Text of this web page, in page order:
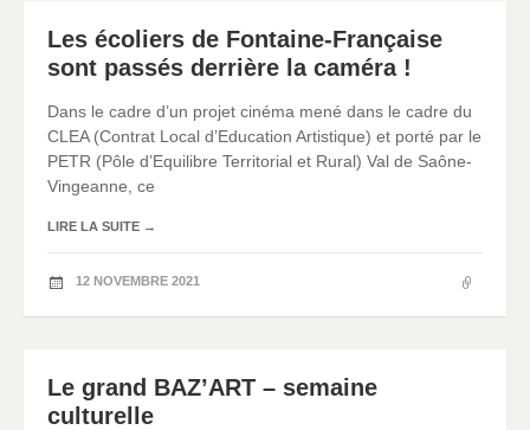
Les écoliers de Fontaine-Française
sont passés derrière la caméra !
Dans le cadre d’un projet cinéma mené dans le cadre du
CLEA (Contrat Local d’Education Artistique) et porté par le
PETR (Pôle d’Equilibre Territorial et Rural) Val de Saône-
Vingeanne, ce
LIRE LA SUITE →
12 NOVEMBRE 2021
Le grand BAZ’ART – semaine
culturelle